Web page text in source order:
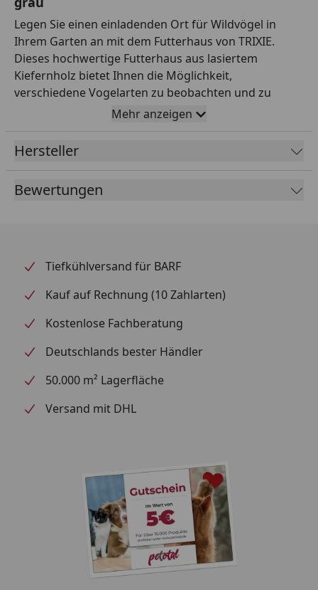
Legen Sie einen einladenden Ort für Wildvögel in
Ihrem Garten an mit dem Futterhaus von TRIXIE.
Dieses hochwertige Futterhaus aus lasiertem
Kiefernholz bietet Ihnen die Möglichkeit,
verschiedene Vogelarten zu beobachten und zu
füttern. Mit vier herausnehmbaren Futterkammern
Acht Sitzstangen und ein Futtertisch für
bodenfressende Vögel laden dazu ein, die
Das ansprechende Design in Grau und Weiß fügt sich
Wildvögel - Material: Kiefernholz, lasiert - Maße: 46 x
Futterkammern halten Futter sauber und trocken
Wildvögel in Ihrem Garten.
Mehr anzeigen
Hersteller
Bewertungen
Tiefkühlversand für BARF
Kauf auf Rechnung (10 Zahlarten)
Kostenlose Fachberatung
Deutschlands bester Händler
50.000 m² Lagerfläche
Versand mit DHL